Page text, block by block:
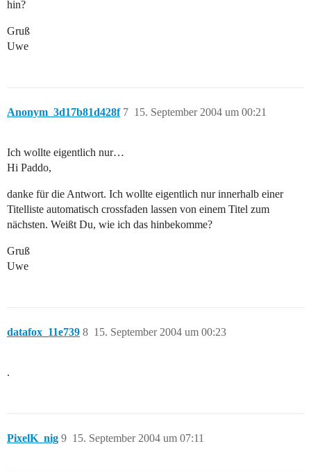
hin?
Gruß
Uwe
Anonym_3d17b81d428f 15. September 2004 um 00:21
7
Ich wollte eigentlich nur…
Hi Paddo,
danke für die Antwort. Ich wollte eigentlich nur innerhalb einer
Titelliste automatisch crossfaden lassen von einem Titel zum
nächsten. Weißt Du, wie ich das hinbekomme?
Gruß
Uwe
datafox_11e739 15. September 2004 um 00:23
8
.
PixelK_nig 15. September 2004 um 07:11
9